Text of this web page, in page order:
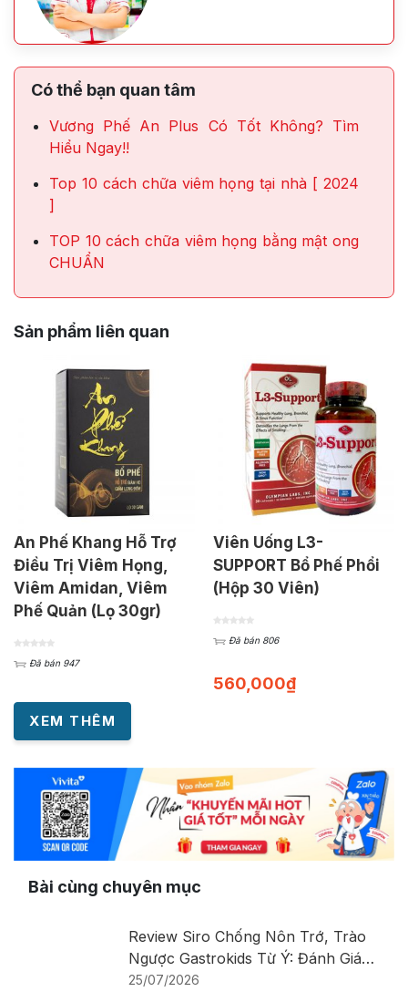
Có thể bạn quan tâm
Vương Phế An Plus Có Tốt Không? Tìm
Hiểu Ngay!!
Top 10 cách chữa viêm họng tại nhà [ 2024
]
TOP 10 cách chữa viêm họng bằng mật ong
CHUẨN
Sản phẩm liên quan
An Phế Khang Hỗ Trợ
Điều Trị Viêm Họng,
Viêm Amidan, Viêm
Phế Quản (Lọ 30gr)
Đã bán 947
Viên Uống L3-
SUPPORT Bổ Phế Phổi
(Hộp 30 Viên)
Đã bán 806
560,000₫
XEM THÊM
Bài cùng chuyên mục
Review Siro Chống Nôn Trớ, Trào
Ngược Gastrokids Từ Ý: Đánh Giá
Chi Tiết Sản Phẩm
25/07/2026